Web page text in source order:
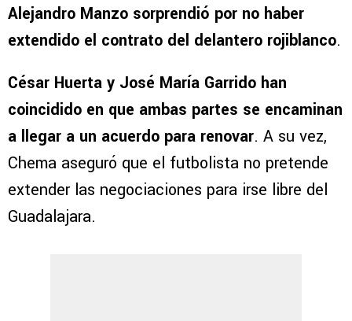
Alejandro Manzo sorprendió por no haber
extendido el contrato del delantero rojiblanco.
César Huerta y José María Garrido han
coincidido en que ambas partes se encaminan
a llegar a un acuerdo para renovar. A su vez,
Chema aseguró que el futbolista no pretende
extender las negociaciones para irse libre del
Guadalajara.